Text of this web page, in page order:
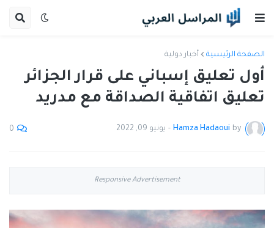
الصفحة الرئيسية أخبار دولية
أول تعليق إسباني على قرار الجزائر
تعليق اتفاقية الصداقة مع مدريد
by
Hamza Hadaoui
- يونيو 09, 2022 0
Responsive Advertisement